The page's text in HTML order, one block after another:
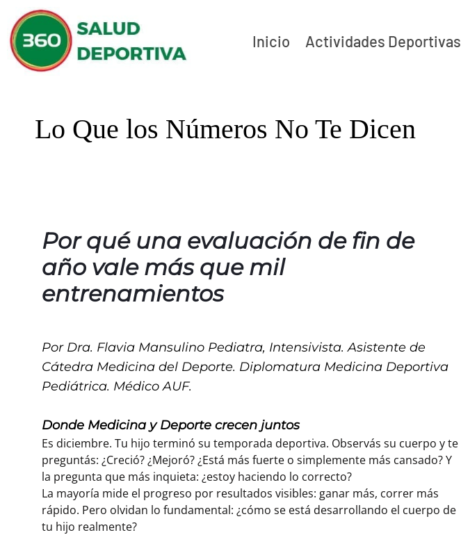
Inicio Actividades Deportivas
Lo Que los Números No Te Dicen
Por qué una evaluación de fin de
año vale más que mil
entrenamientos
Por Dra. Flavia Mansulino Pediatra, Intensivista. Asistente de
Cátedra Medicina del Deporte. Diplomatura Medicina Deportiva
Pediátrica. Médico AUF.
Donde Medicina y Deporte crecen juntos
Es diciembre. Tu hijo terminó su temporada deportiva. Observás su cuerpo y te
preguntás: ¿Creció? ¿Mejoró? ¿Está más fuerte o simplemente más cansado? Y
la pregunta que más inquieta: ¿estoy haciendo lo correcto?
La mayoría mide el progreso por resultados visibles: ganar más, correr más
rápido. Pero olvidan lo fundamental: ¿cómo se está desarrollando el cuerpo de
tu hijo realmente?